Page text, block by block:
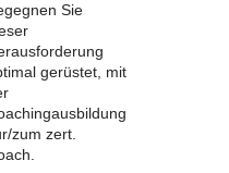
Sie
gerüstet, mit
zum zert.